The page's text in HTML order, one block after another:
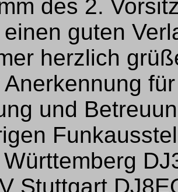
des 2.
guten
herzlich
Anerkennung
und
Stuttgart